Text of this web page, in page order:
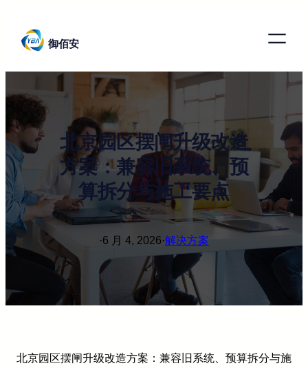
御佰安
北京园区摆闸升级改造
方案：兼容旧系统、预
算拆分与施工要点
·6 月 4, 2026·解决方案
北京园区摆闸升级改造方案：兼容旧系统、预算拆分与施